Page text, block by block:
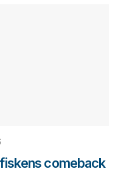
comeback